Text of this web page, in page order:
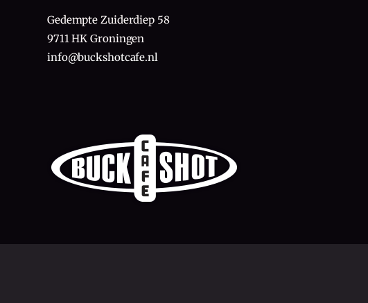
Gedempte Zuiderdiep 58
9711 HK Groningen
info@buckshotcafe.nl